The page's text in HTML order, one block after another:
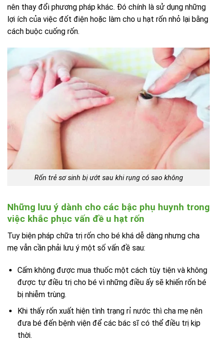
nên thay đổi phương pháp khác. Đó chính là sử dụng những
lợi ích của việc đốt điện hoặc làm cho u hạt rốn nhỏ lại bằng
cách buộc cuống rốn.
Rốn trẻ sơ sinh bị ướt sau khi rụng có sao không
Những lưu ý dành cho các bậc phụ huynh trong
việc khắc phục vấn đề u hạt rốn
Tuy biện pháp chữa trị rốn cho bé khá dễ dàng nhưng cha
mẹ vẫn cần phải lưu ý một số vấn đề sau:
Cấm không được mua thuốc một cách tùy tiện và không
được tự điều trị cho bé vì những điều ấy sẽ khiến rốn bé
bị nhiễm trùng.
Khi thấy rốn xuất hiện tình trạng rỉ nước thì cha mẹ nên
đưa bé đến bệnh viện để các bác sĩ có thể điều trị kịp
thời.